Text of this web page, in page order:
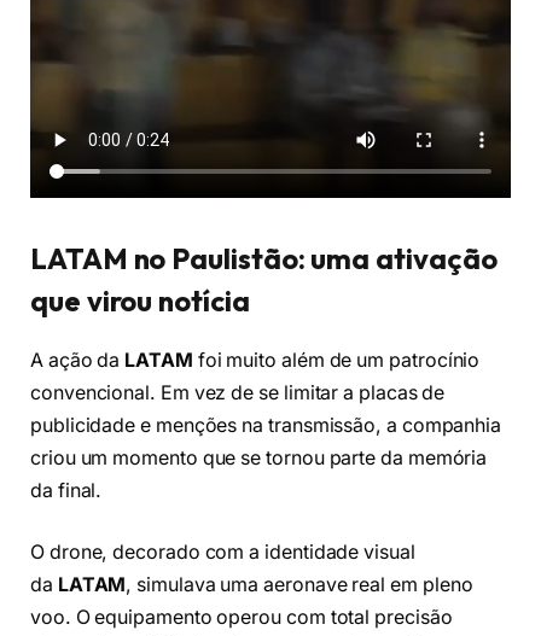
LATAM no Paulistão: uma ativação
que virou notícia
A ação da LATAM foi muito além de um patrocínio
convencional. Em vez de se limitar a placas de
publicidade e menções na transmissão, a companhia
criou um momento que se tornou parte da memória
da final.
O drone, decorado com a identidade visual
da LATAM, simulava uma aeronave real em pleno
voo. O equipamento operou com total precisão